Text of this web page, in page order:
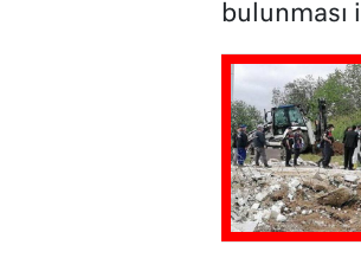
bulunması